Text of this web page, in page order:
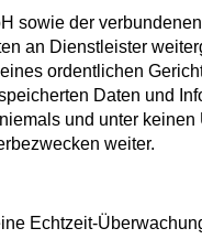
sowie der
an Dienstleister
ordentlichen
Daten und
und unter keinen
weiter.
Echtzeit-